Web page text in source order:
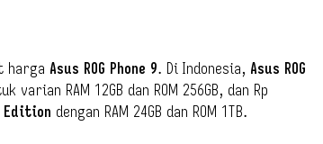
harga Asus ROG Phone 9. Di Indonesia, Asus ROG
RAM 12GB dan ROM 256GB, dan Rp
Edition dengan RAM 24GB dan ROM 1TB.